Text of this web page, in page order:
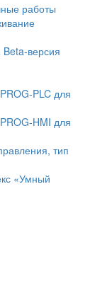
работы
версия
PLC для
HMI для
тип
«Умный